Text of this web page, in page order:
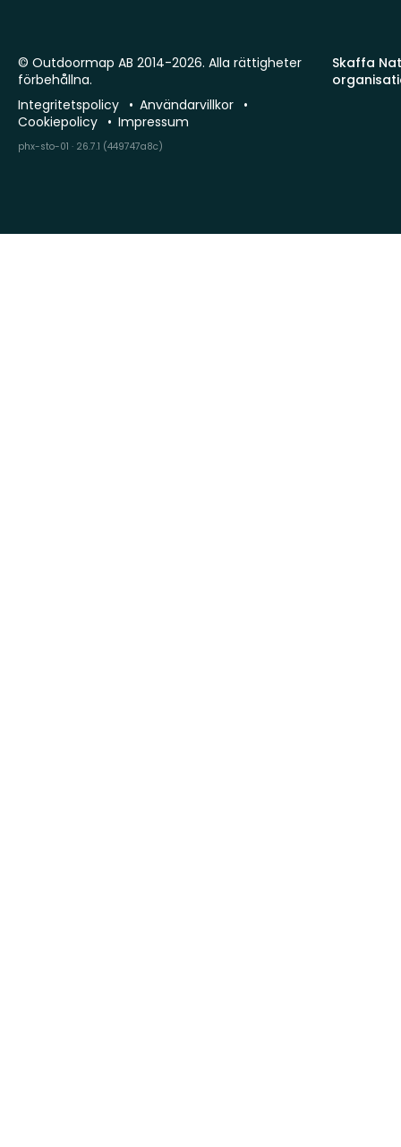
Skaffa
© Outdoormap AB 2014-2026. Alla rättigheter
förbehållna.
Integritetspolicy
Användarvillkor
Cookiepolicy
Impressum
phx-sto-01 · 26.7.1 (449747a8c)